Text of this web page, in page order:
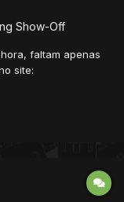
Show-Off
faltam apenas
site: